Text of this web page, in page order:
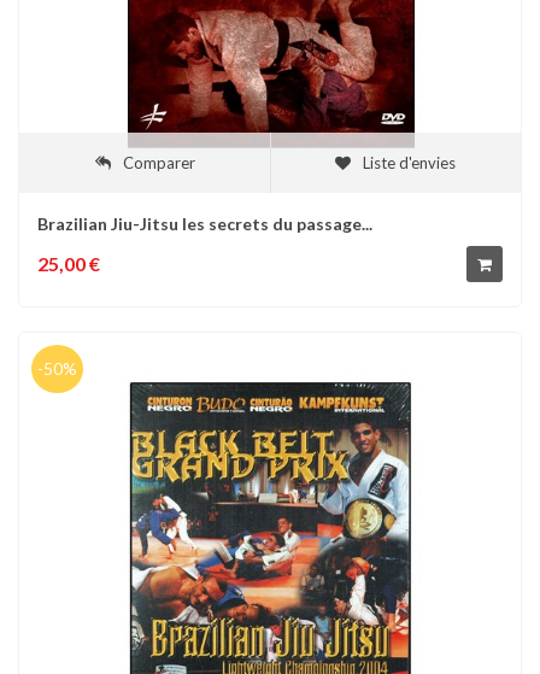
Comparer Liste d'envies
Brazilian Jiu-Jitsu les secrets du passage...
25,00 €
-50%